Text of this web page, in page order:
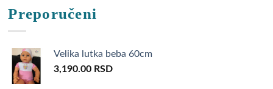
Preporučeni
Velika lutka beba 60cm
3,190.00 RSD